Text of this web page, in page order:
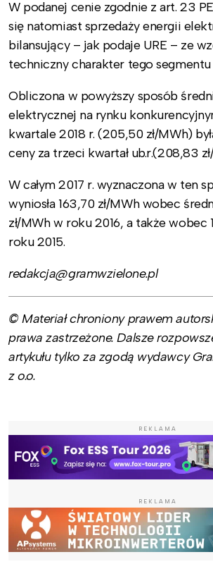
W podanej cenie zgodnie z art. 23
się natomiast sprzedaży energii
bilansujący – jak podaje URE – ze
techniczny charakter tego segmentu
Obliczona w powyższy sposób
elektrycznej na rynku
kwartale 2018 r. (205,50 zł/MWh)
ceny za trzeci kwartał ub.r.(208,83
W całym 2017 r. wyznaczona w ten
wyniosła 163,70 zł/MWh wobec
zł/MWh w roku 2016, a także wobec
roku 2015.
redakcja@gramwzielone.pl
© Materiał chroniony prawem
prawa zastrzeżone. Dalsze
artykułu tylko za zgodą wydawcy
z o.o.
REKLAMA
REKLAMA